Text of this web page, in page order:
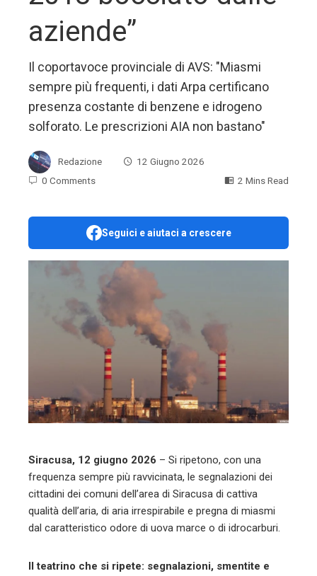
aziende”
Il coportavoce provinciale di AVS: "Miasmi
sempre più frequenti, i dati Arpa certificano
presenza costante di benzene e idrogeno
solforato. Le prescrizioni AIA non bastano"
Redazione
12 Giugno 2026
0 Comments
2 Mins Read
Seguici e aiutaci a crescere
Siracusa, 12 giugno 2026 – Si ripetono, con una
frequenza sempre più ravvicinata, le segnalazioni dei
cittadini dei comuni dell’area di Siracusa di cattiva
qualità dell’aria, di aria irrespirabile e pregna di miasmi
dal caratteristico odore di uova marce o di idrocarburi.
Il teatrino che si ripete: segnalazioni, smentite e